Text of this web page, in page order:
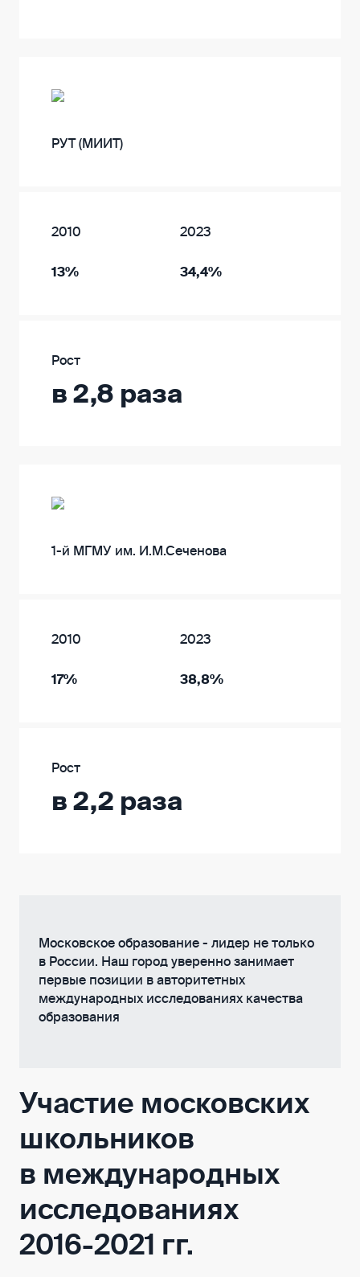
РУТ (МИИТ)
2010
13%
2023
34,4%
Рост
в 2,8 раза
1-й МГМУ им. И.М.Сеченова
2010
17%
2023
38,8%
Рост
в 2,2 раза
Участие московских
школьников
в международных
исследованиях
2016-2021 гг.
Московское образование - лидер не только
в России. Наш город уверенно занимает
первые позиции в авторитетных
международных исследованиях качества
образования